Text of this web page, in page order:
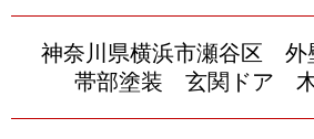
神奈川県横浜市瀬谷区
帯部塗装 玄関ドア